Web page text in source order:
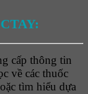
cấp thông tin
về các thuốc
tìm hiểu dựa